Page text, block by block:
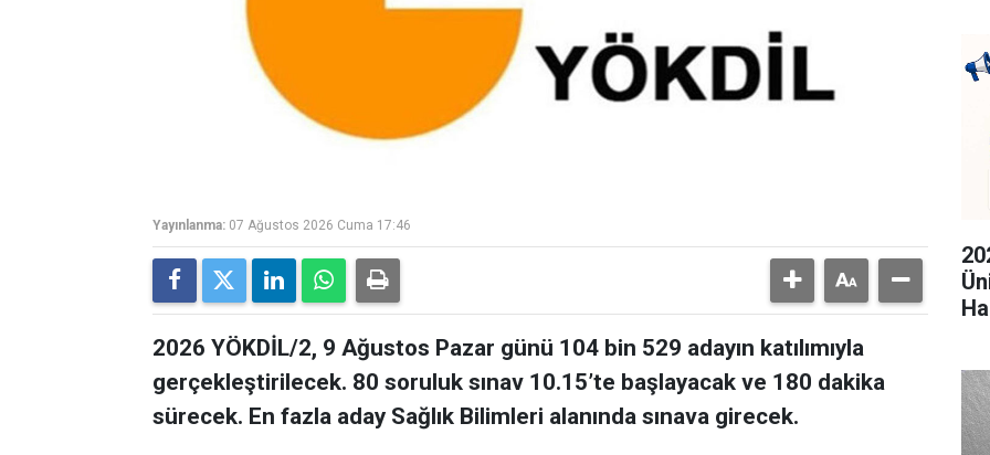
Yayınlanma: 07 Ağustos 2026 Cuma 17:46
2026 YÖKDİL/2, 9 Ağustos Pazar günü 104 bin 529 adayın katılımıyla
gerçekleştirilecek. 80 soruluk sınav 10.15’te başlayacak ve 180 dakika
sürecek. En fazla aday Sağlık Bilimleri alanında sınava girecek.